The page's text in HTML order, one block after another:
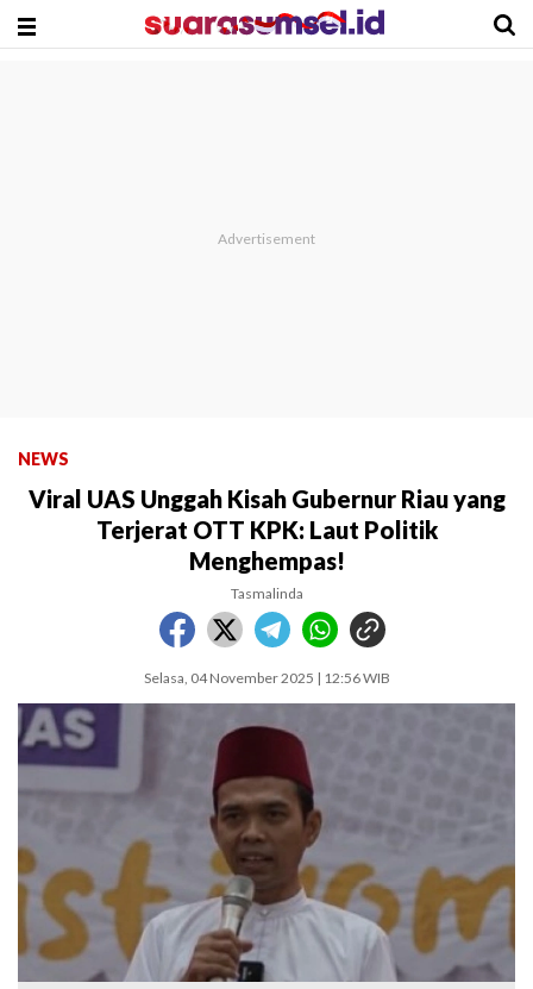
NEWS
Viral UAS Unggah Kisah Gubernur Riau yang
Terjerat OTT KPK: Laut Politik
Menghempas!
Tasmalinda
Selasa, 04 November 2025 | 12:56 WIB